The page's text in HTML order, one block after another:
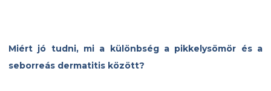
Miért jó tudni, mi a különbség a pikkelysömör és a
seborreás dermatitis között?